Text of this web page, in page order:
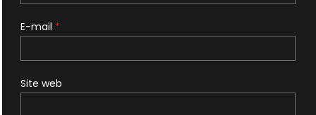
E-mail *
Site web